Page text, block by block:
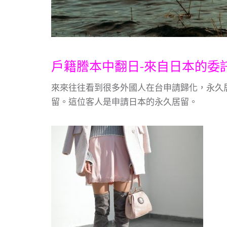
戶籍謄本中翻日-來自日本的委
來來往往看到很多外國人在台申請歸化，永
留。這位客人是申請日本的永久居留。